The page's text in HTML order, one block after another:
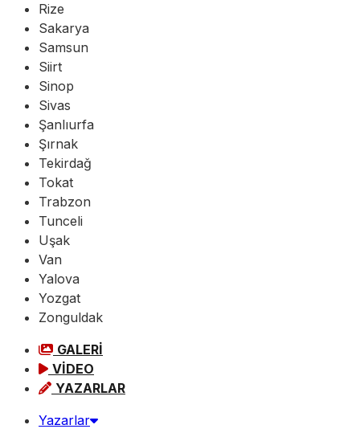
Rize
Sakarya
Samsun
Siirt
Sinop
Sivas
Şanlıurfa
Şırnak
Tekirdağ
Tokat
Trabzon
Tunceli
Uşak
Van
Yalova
Yozgat
Zonguldak
GALERİ
VİDEO
YAZARLAR
Yazarlar